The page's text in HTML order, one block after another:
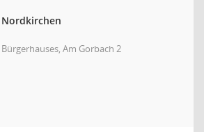
Am Gorbach 2